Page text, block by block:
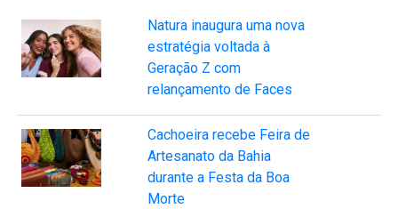
Natura inaugura uma nova
estratégia voltada à
Geração Z com
relançamento de Faces
Cachoeira recebe Feira de
Artesanato da Bahia
durante a Festa da Boa
Morte